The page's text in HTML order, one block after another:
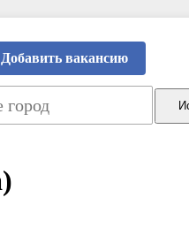
Добавить вакансию